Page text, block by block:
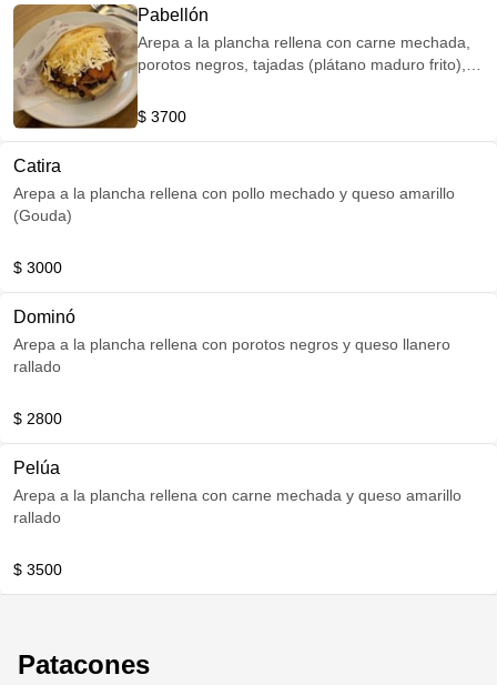
Pabellón
Arepa a la plancha rellena con carne mechada,
porotos negros, tajadas (plátano maduro frito), y
$ 3700
Catira
Arepa a la plancha rellena con pollo mechado y queso amarillo
(Gouda)
$ 3000
Dominó
Arepa a la plancha rellena con porotos negros y queso llanero
rallado
$ 2800
Pelúa
Arepa a la plancha rellena con carne mechada y queso amarillo
rallado
$ 3500
Patacones